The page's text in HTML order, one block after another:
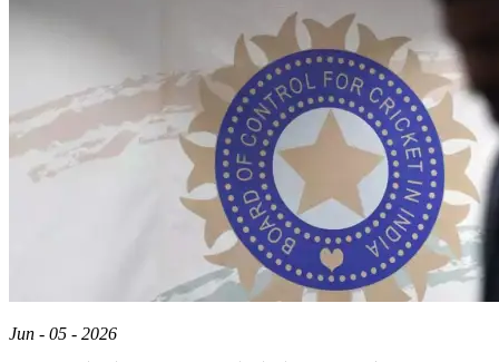
Jun - 05 - 2026